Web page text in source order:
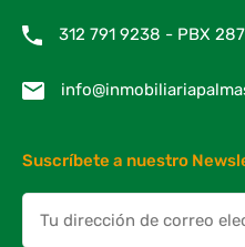
312 791 9238 - PBX
Suscríbete a nuestro